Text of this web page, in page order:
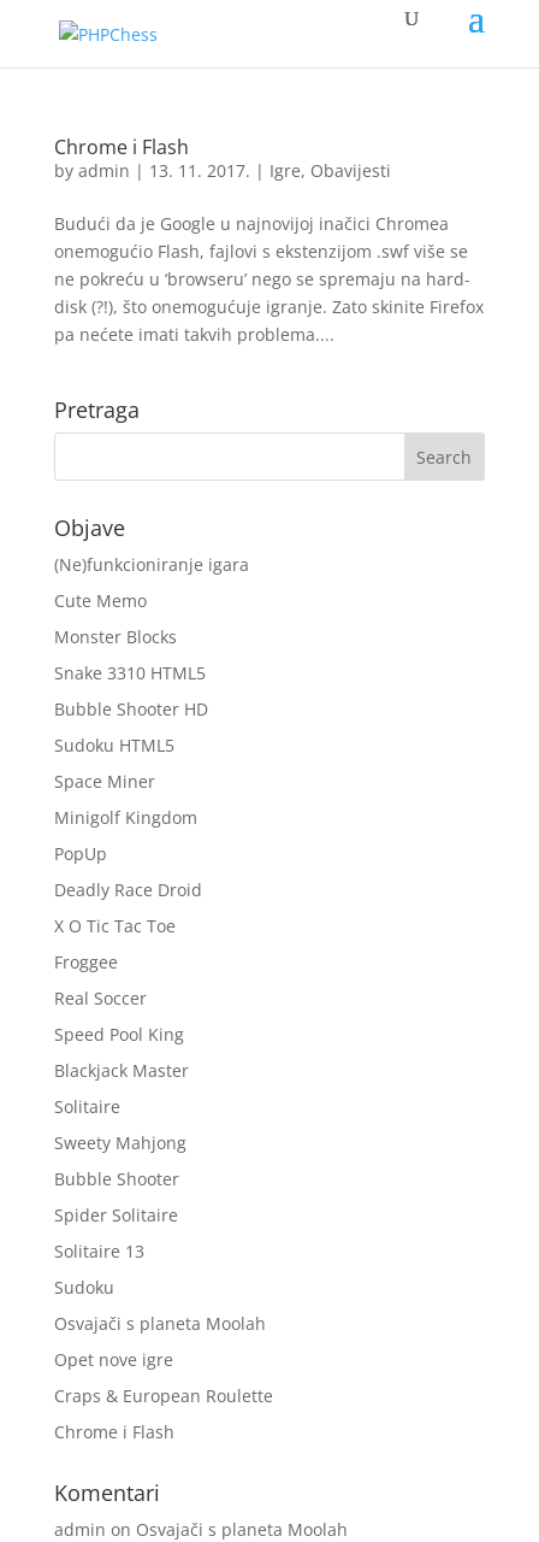
Chrome i Flash
by admin | 13. 11. 2017. | Igre, Obavijesti
Budući da je Google u najnovijoj inačici Chromea
onemogućio Flash, fajlovi s ekstenzijom .swf više se
ne pokreću u ‘browseru’ nego se spremaju na hard-
disk (?!), što onemogućuje igranje. Zato skinite Firefox
pa nećete imati takvih problema....
Pretraga
Objave
(Ne)funkcioniranje igara
Cute Memo
Monster Blocks
Snake 3310 HTML5
Bubble Shooter HD
Sudoku HTML5
Space Miner
Minigolf Kingdom
PopUp
Deadly Race Droid
X O Tic Tac Toe
Froggee
Real Soccer
Speed Pool King
Blackjack Master
Solitaire
Sweety Mahjong
Bubble Shooter
Spider Solitaire
Solitaire 13
Sudoku
Osvajači s planeta Moolah
Opet nove igre
Craps & European Roulette
Chrome i Flash
Komentari
admin on Osvajači s planeta Moolah